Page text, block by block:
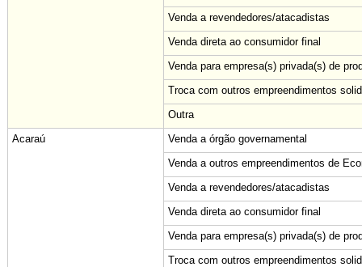
Venda a revendedores/atacadistas
Venda direta ao consumidor final
Venda para empresa(s) privada(s) de
Troca com outros empreendimentos
Outra
Acaraú
Venda a órgão governamental
Venda a outros empreendimentos de
Venda a revendedores/atacadistas
Venda direta ao consumidor final
Venda para empresa(s) privada(s) de
Troca com outros empreendimentos